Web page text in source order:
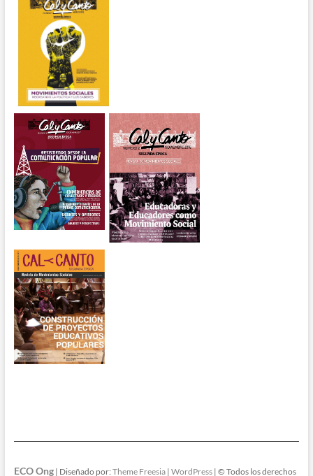
ECO Ong| Diseñado por: Theme Freesia| WordPress| © Todos los derechos